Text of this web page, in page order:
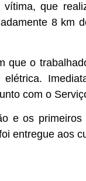
que
8 km
que o
com o
e os
entregue aos